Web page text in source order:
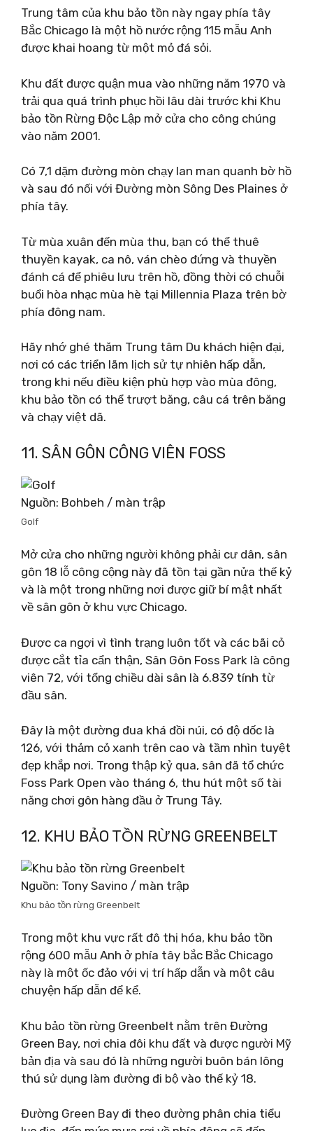
Trung tâm của khu bảo tồn này ngay phía tây
Bắc Chicago là một hồ nước rộng 115 mẫu Anh
được khai hoang từ một mỏ đá sỏi.
Khu đất được quận mua vào những năm 1970 và
trải qua quá trình phục hồi lâu dài trước khi Khu
bảo tồn Rừng Độc Lập mở cửa cho công chúng
vào năm 2001.
Có 7,1 dặm đường mòn chạy lan man quanh bờ hồ
và sau đó nối với Đường mòn Sông Des Plaines ở
phía tây.
Từ mùa xuân đến mùa thu, bạn có thể thuê
thuyền kayak, ca nô, ván chèo đứng và thuyền
đánh cá để phiêu lưu trên hồ, đồng thời có chuỗi
buổi hòa nhạc mùa hè tại Millennia Plaza trên bờ
phía đông nam.
Hãy nhớ ghé thăm Trung tâm Du khách hiện đại,
nơi có các triển lãm lịch sử tự nhiên hấp dẫn,
trong khi nếu điều kiện phù hợp vào mùa đông,
khu bảo tồn có thể trượt băng, câu cá trên băng
và chạy việt dã.
11. SÂN GÔN CÔNG VIÊN FOSS
Nguồn: Bohbeh / màn trập
Golf
Mở cửa cho những người không phải cư dân, sân
gôn 18 lỗ công cộng này đã tồn tại gần nửa thế kỷ
và là một trong những nơi được giữ bí mật nhất
về sân gôn ở khu vực Chicago.
Được ca ngợi vì tình trạng luôn tốt và các bãi cỏ
được cắt tỉa cẩn thận, Sân Gôn Foss Park là công
viên 72, với tổng chiều dài sân là 6.839 tính từ
đầu sân.
Đây là một đường đua khá đồi núi, có độ dốc là
126, với thảm cỏ xanh trên cao và tầm nhìn tuyệt
đẹp khắp nơi. Trong thập kỷ qua, sân đã tổ chức
Foss Park Open vào tháng 6, thu hút một số tài
năng chơi gôn hàng đầu ở Trung Tây.
12. KHU BẢO TỒN RỪNG GREENBELT
Nguồn: Tony Savino / màn trập
Khu bảo tồn rừng Greenbelt
Trong một khu vực rất đô thị hóa, khu bảo tồn
rộng 600 mẫu Anh ở phía tây bắc Bắc Chicago
này là một ốc đảo với vị trí hấp dẫn và một câu
chuyện hấp dẫn để kể.
Khu bảo tồn rừng Greenbelt nằm trên Đường
Green Bay, nơi chia đôi khu đất và được người Mỹ
bản địa và sau đó là những người buôn bán lông
thú sử dụng làm đường đi bộ vào thế kỷ 18.
Đường Green Bay đi theo đường phân chia tiểu